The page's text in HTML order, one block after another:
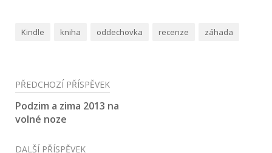
Kindle kniha oddechovka recenze záhada
Navigace
pro
příspěvek
PŘEDCHOZÍ PŘÍSPĚVEK
Podzim a zima 2013 na
volné noze
DALŠÍ PŘÍSPĚVEK